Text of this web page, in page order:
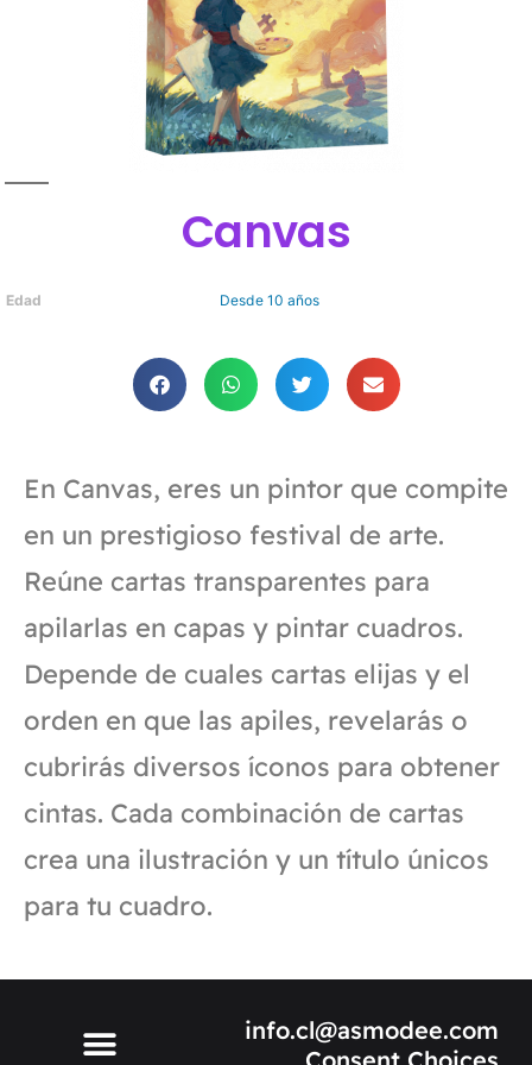
Canvas
Edad Desde 10 años
En Canvas, eres un pintor que compite
en un prestigioso festival de arte.
Reúne cartas transparentes para
apilarlas en capas y pintar cuadros.
Depende de cuales cartas elijas y el
orden en que las apiles, revelarás o
cubrirás diversos íconos para obtener
cintas. Cada combinación de cartas
crea una ilustración y un título únicos
para tu cuadro.
info.cl@asmodee.com